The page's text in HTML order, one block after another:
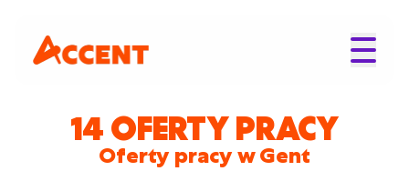
14 OFERTY PRACY
Oferty pracy w Gent